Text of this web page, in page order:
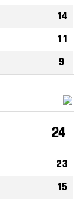
14
11
9
24
23
15